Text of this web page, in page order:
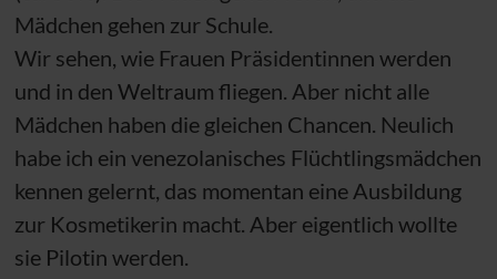
Mädchen gehen zur Schule.
Wir sehen, wie Frauen Präsidentinnen werden
und in den Weltraum fliegen. Aber nicht alle
Mädchen haben die gleichen Chancen. Neulich
habe ich ein venezolanisches Flüchtlingsmädchen
kennen gelernt, das momentan eine Ausbildung
zur Kosmetikerin macht. Aber eigentlich wollte
sie Pilotin werden.